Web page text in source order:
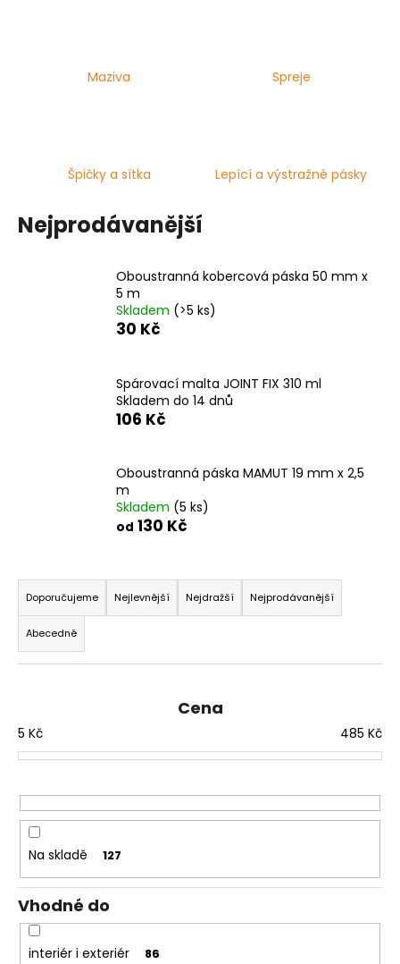
Maziva Spreje
Špičky a sítka Lepící a výstražné pásky
Nejprodávanější
Oboustranná kobercová páska 50 mm x
5 m
Skladem (>5 ks)
30 Kč
Spárovací malta JOINT FIX 310 ml
Skladem do 14 dnů
106 Kč
Oboustranná páska MAMUT 19 mm x 2,5
m
Skladem (5 ks)
od 130 Kč
Ř
a
z
e
n
r
o
u
k
ů
Doporučujeme Nejlevnější Nejdražší Nejprodávanější
Abecedně
Cena
5 Kč 485 Kč
Na skladě 127
Vhodné do
interiér i exteriér 86
PRODLOUŽENÁ
POZINK
Kč